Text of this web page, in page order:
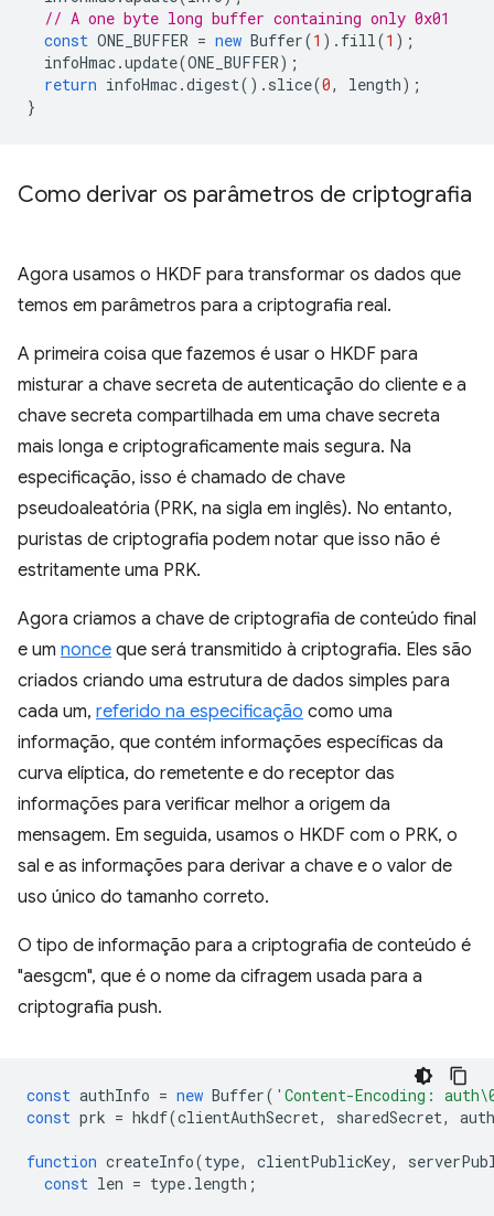
// A one byte long buffer containing only 0x01
const ONE_BUFFER = new Buffer(1 ). fill(1 );
infoHmac.update(ONE_BUFFER);
return infoHmac.digest(). slice(0, length);
}
Como derivar os parâmetros de criptografia
Agora usamos o HKDF para transformar os dados que
temos em parâmetros para a criptografia real.
A primeira coisa que fazemos é usar o HKDF para
misturar a chave secreta de autenticação do cliente e a
chave secreta compartilhada em uma chave secreta
mais longa e criptograficamente mais segura. Na
especificação, isso é chamado de chave
pseudoaleatória (PRK, na sigla em inglês). No entanto,
puristas de criptografia podem notar que isso não é
estritamente uma PRK.
Agora criamos a chave de criptografia de conteúdo final
e um nonce que será transmitido à criptografia. Eles são
criados criando uma estrutura de dados simples para
cada um, referido na especificação como uma
informação, que contém informações específicas da
curva elíptica, do remetente e do receptor das
informações para verificar melhor a origem da
mensagem. Em seguida, usamos o HKDF com o PRK, o
sal e as informações para derivar a chave e o valor de
uso único do tamanho correto.
O tipo de informação para a criptografia de conteúdo é
"aesgcm", que é o nome da cifragem usada para a
criptografia push.
const authInfo = new Buffer( 'Content-Encoding:
const prk = hkdf(clientAuthSecret, sharedSecret,
function createInfo(type, clientPublicKey,
const len = type. length ;